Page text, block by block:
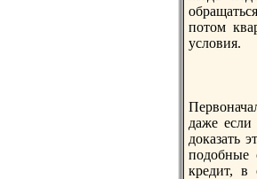
потом
условия.
даже
доказать
подобные
кредит, в